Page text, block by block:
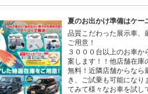
夏のお出かけ準備はケー
品質こだわった展示車、
ご用意！
３０００台以上のお車
案します！！他店舗在庫
無料！近隣店舗からなら
き、ご試乗も可能になり
てみて様々なお車を試し